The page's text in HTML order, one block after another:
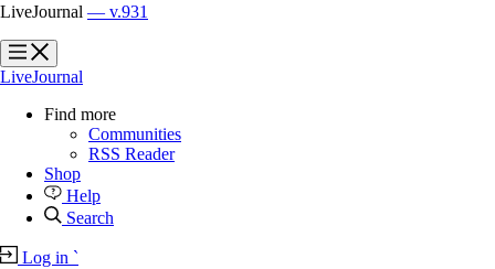
LiveJournal — v.931
?
?
LiveJournal
Find more
Communities
RSS Reader
Shop
Help
Search
Log in `